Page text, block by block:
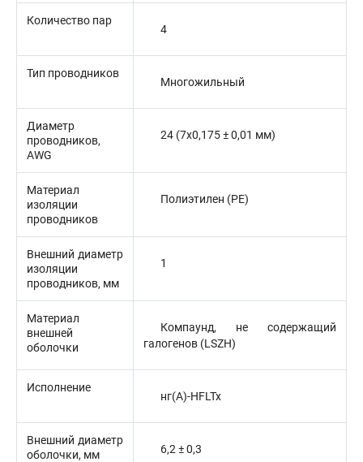
Количество пар
4
Тип проводников
Многожильный
Диаметр
проводников,
AWG
24 (7x0,175 ± 0,01 мм)
Материал
изоляции
проводников
Полиэтилен (PE)
Внешний диаметр
изоляции
проводников, мм
1
Материал
внешней
оболочки
Компаунд, не содержащий
галогенов (LSZH)
Исполнение
нг(А)-HFLTx
Внешний диаметр
оболочки, мм
6,2 ± 0,3